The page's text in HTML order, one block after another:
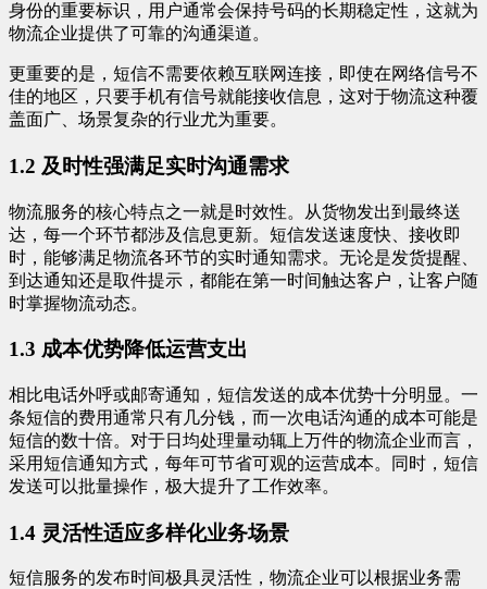
身份的重要标识，用户通常会保持号码的长期稳定性，这就为
物流企业提供了可靠的沟通渠道。
更重要的是，短信不需要依赖互联网连接，即使在网络信号不
佳的地区，只要手机有信号就能接收信息，这对于物流这种覆
盖面广、场景复杂的行业尤为重要。
1.2 及时性强满足实时沟通需求
物流服务的核心特点之一就是时效性。从货物发出到最终送
达，每一个环节都涉及信息更新。短信发送速度快、接收即
时，能够满足物流各环节的实时通知需求。无论是发货提醒、
到达通知还是取件提示，都能在第一时间触达客户，让客户随
时掌握物流动态。
1.3 成本优势降低运营支出
相比电话外呼或邮寄通知，短信发送的成本优势十分明显。一
条短信的费用通常只有几分钱，而一次电话沟通的成本可能是
短信的数十倍。对于日均处理量动辄上万件的物流企业而言，
采用短信通知方式，每年可节省可观的运营成本。同时，短信
发送可以批量操作，极大提升了工作效率。
1.4 灵活性适应多样化业务场景
短信服务的发布时间极具灵活性，物流企业可以根据业务需